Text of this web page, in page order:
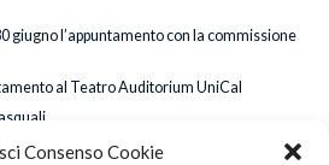
Consenso Cookie
giugno l’appuntamento con la commissione
al Teatro Auditorium UniCal
Spose per Sette Fratelli”: applausi anche per